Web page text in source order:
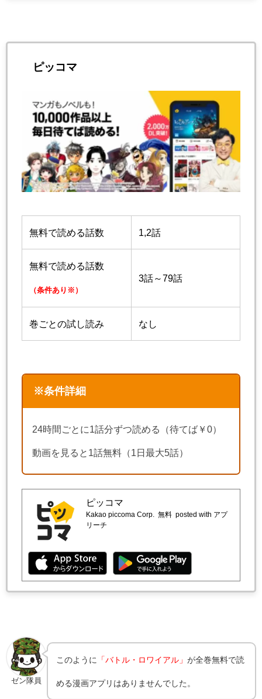
ピッコマ
無料で読める話数 1,2話
無料で読める話数
（条件あり※）
3話～79話
巻ごとの試し読み なし
※条件詳細
24時間ごとに1話分ずつ読める（待てば￥0）
動画を見ると1話無料（1日最大5話）
ピッコマ
Kakao piccoma Corp. 無料 posted with アプ
リーチ
ゼン隊員
このように 「バトル・ロワイアル」が全巻無料で読
める漫画アプリはありませんでした。